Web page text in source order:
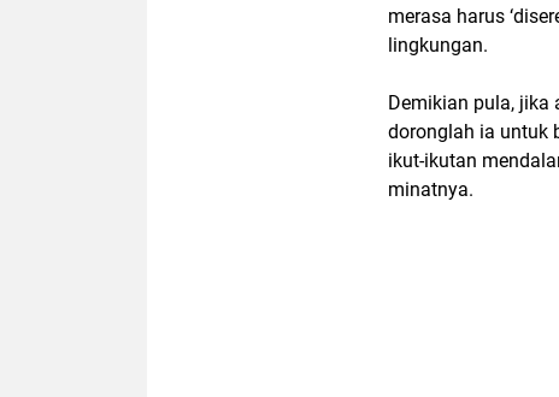
merasa harus
lingkungan.
Demikian pula, jika
doronglah ia untuk
ikut-ikutan
minatnya.